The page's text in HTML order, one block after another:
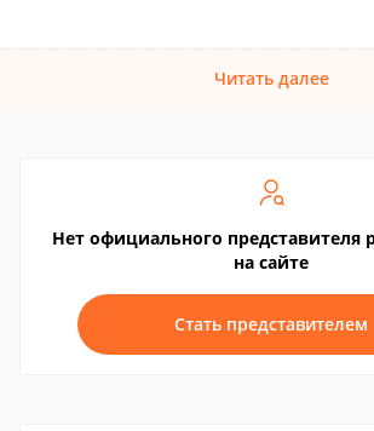
Читать далее
Нет официального представителя
на сайте
Стать представителем